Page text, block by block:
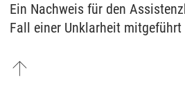
Ein Nachweis für den
Fall einer Unklarheit mitgeführt